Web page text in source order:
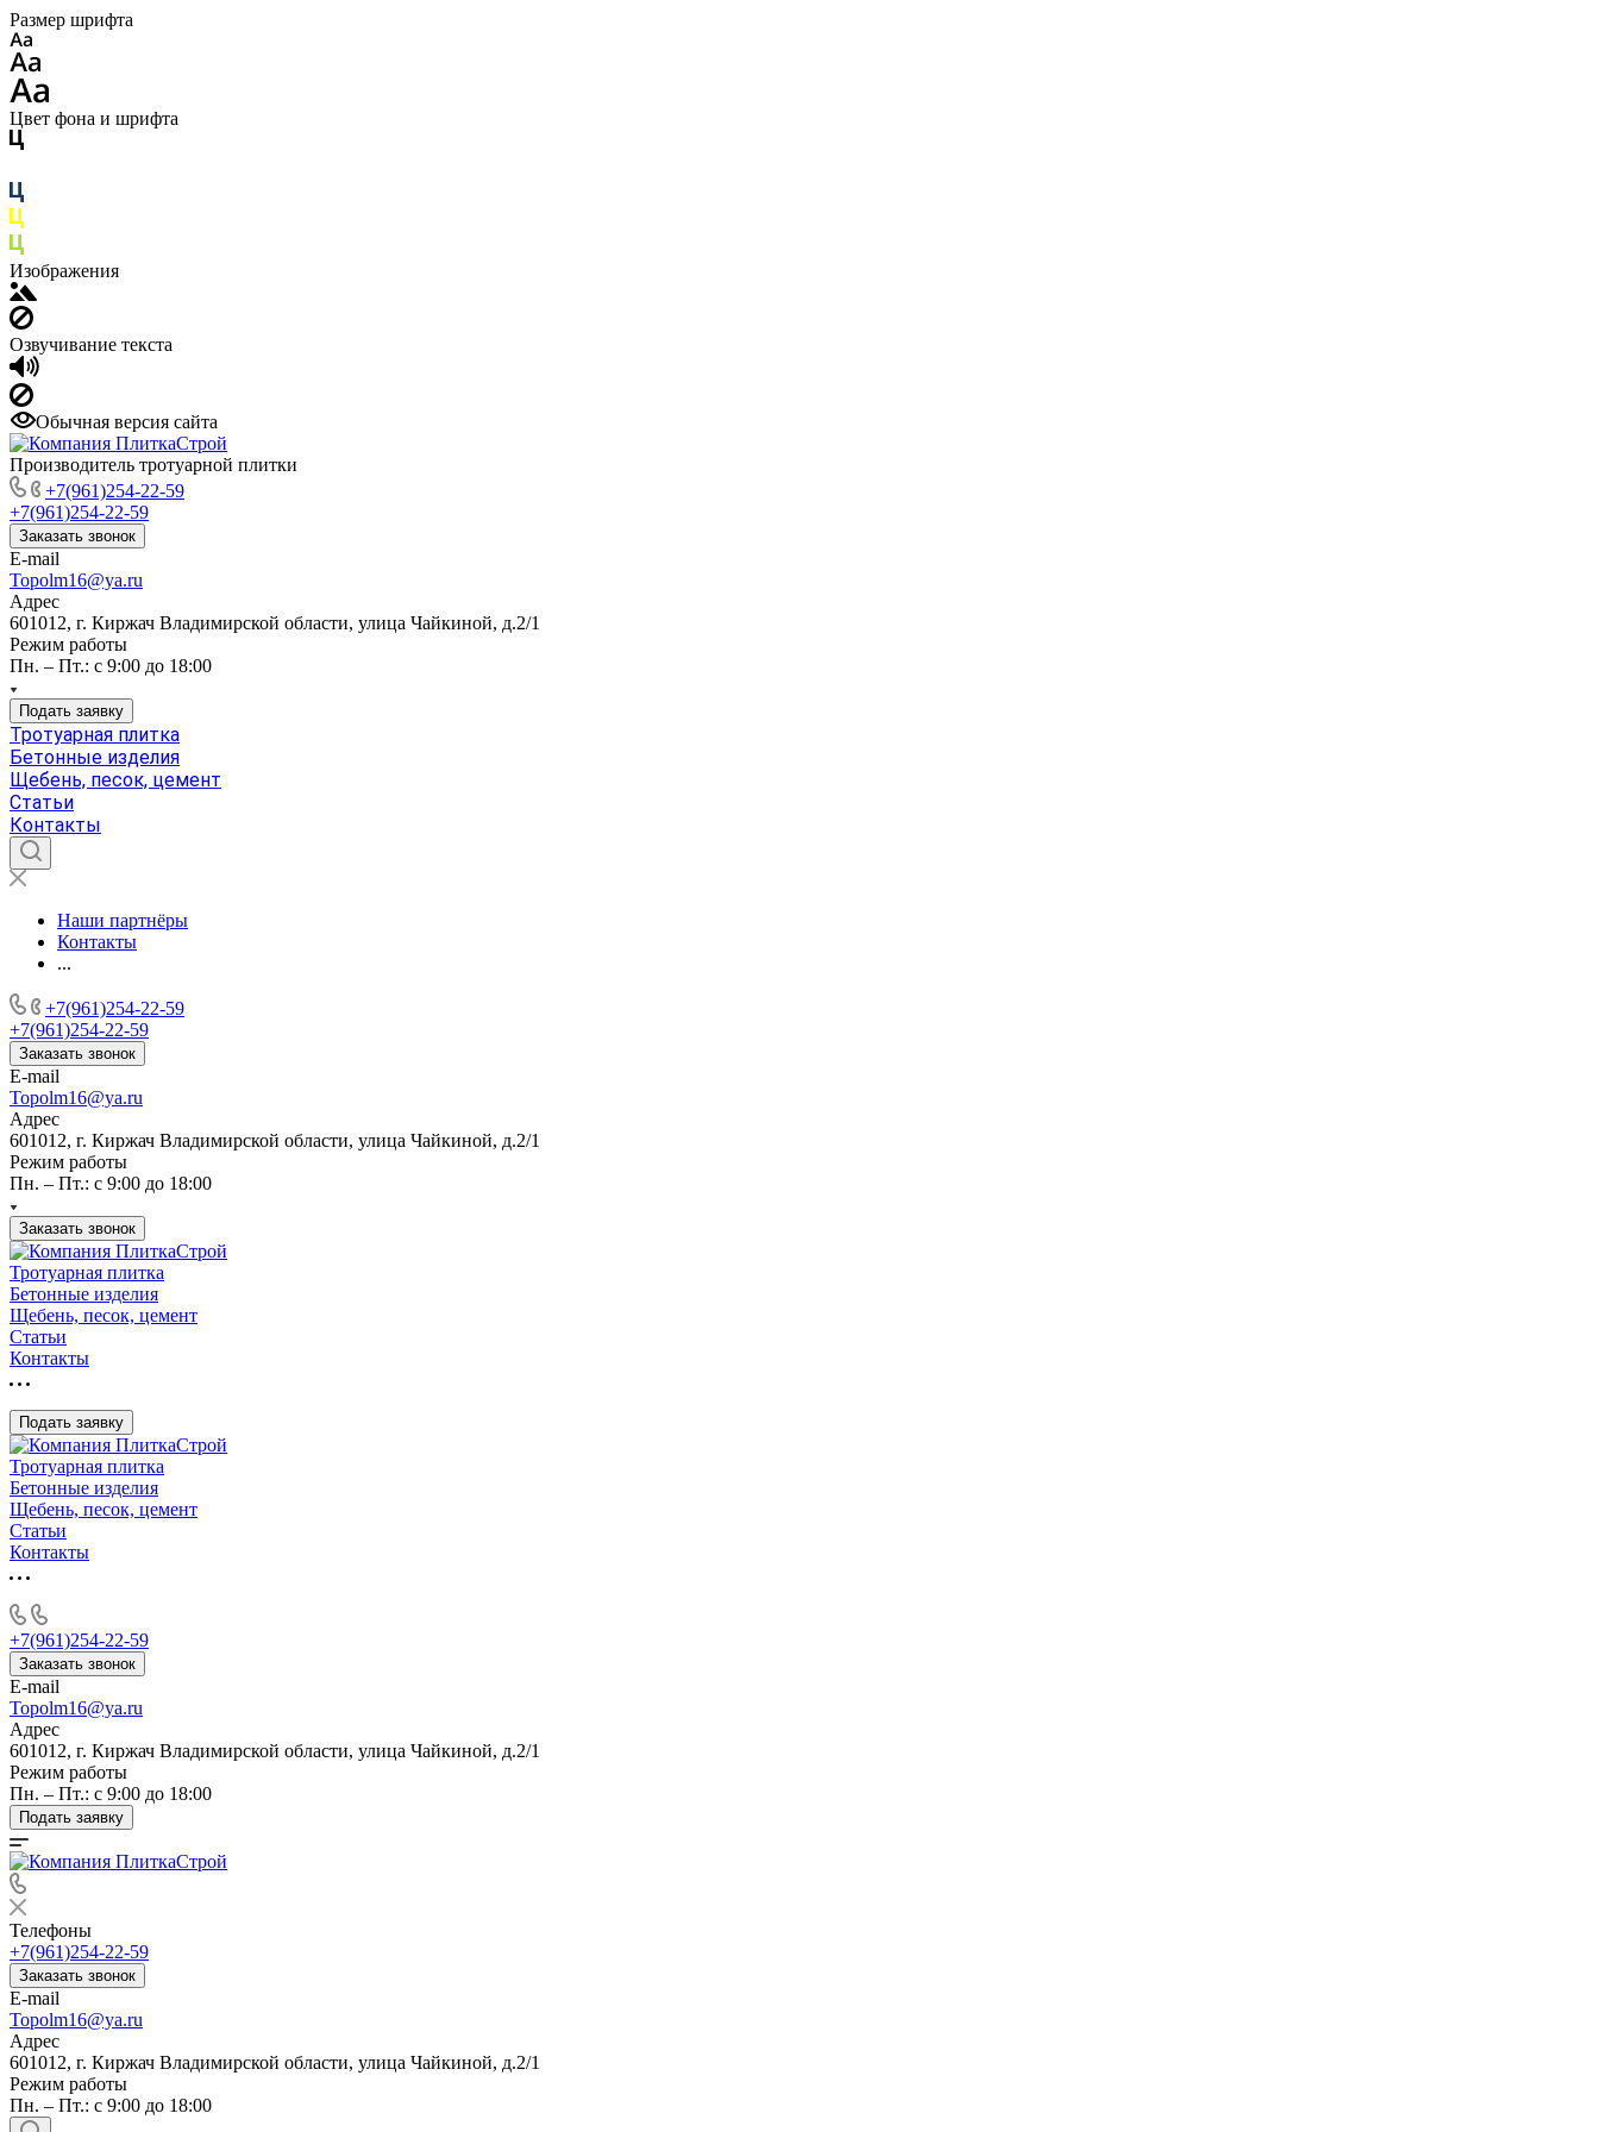
Размер шрифта
Цвет фона и шрифта
Изображения
Озвучивание текста
Обычная версия сайта
Производитель тротуарной плитки
+7(961)254-22-59
+7(961)254-22-59
Заказать звонок
E-mail
Topolm16@ya.ru
Адрес
601012, г. Киржач Владимирской области, улица Чайкиной, д.2/1
Режим работы
Пн. – Пт.: с 9:00 до 18:00
Подать заявку
Тротуарная плитка
Бетонные изделия
Щебень, песок, цемент
Статьи
Контакты
Наши партнёры
Контакты
...
+7(961)254-22-59
+7(961)254-22-59
Заказать звонок
E-mail
Topolm16@ya.ru
Адрес
601012, г. Киржач Владимирской области, улица Чайкиной, д.2/1
Режим работы
Пн. – Пт.: с 9:00 до 18:00
Заказать звонок
Тротуарная плитка
Бетонные изделия
Щебень, песок, цемент
Статьи
Контакты
Подать заявку
Тротуарная плитка
Бетонные изделия
Щебень, песок, цемент
Статьи
Контакты
+7(961)254-22-59
Заказать звонок
E-mail
Topolm16@ya.ru
Адрес
601012, г. Киржач Владимирской области, улица Чайкиной, д.2/1
Режим работы
Пн. – Пт.: с 9:00 до 18:00
Подать заявку
Телефоны
+7(961)254-22-59
Заказать звонок
E-mail
Topolm16@ya.ru
Адрес
601012, г. Киржач Владимирской области, улица Чайкиной, д.2/1
Режим работы
Пн. – Пт.: с 9:00 до 18:00